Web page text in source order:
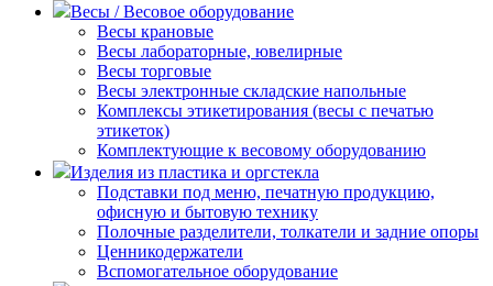
Весы / Весовое оборудование
Весы крановые
Весы лабораторные, ювелирные
Весы торговые
Весы электронные складские напольные
Комплексы этикетирования (весы с печатью
этикеток)
Комплектующие к весовому оборудованию
Изделия из пластика и оргстекла
Подставки под меню, печатную продукцию,
офисную и бытовую технику
Полочные разделители, толкатели и задние опоры
Ценникодержатели
Вспомогательное оборудование